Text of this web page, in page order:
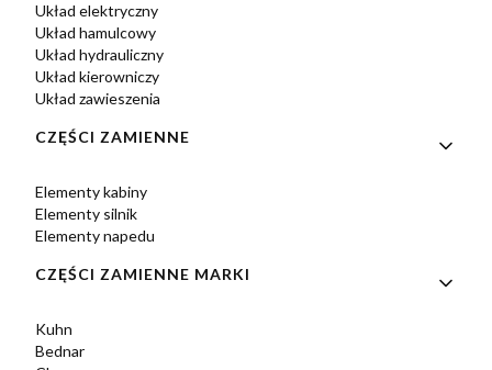
Układ elektryczny
Układ hamulcowy
Układ hydrauliczny
Układ kierowniczy
Układ zawieszenia
CZĘŚCI ZAMIENNE
Elementy kabiny
Elementy silnik
Elementy napedu
CZĘŚCI ZAMIENNE MARKI
Kuhn
Bednar